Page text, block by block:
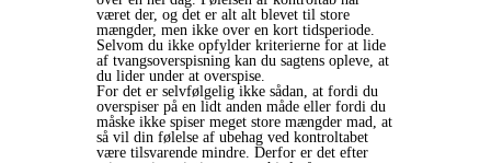
været der, og det er alt alt blevet til store
mængder, men ikke over en kort tidsperiode.
Selvom du ikke opfylder kriterierne for at lide
af tvangsoverspisning kan du sagtens opleve, at
du lider under at overspise.
For det er selvfølgelig ikke sådan, at fordi du
overspiser på en lidt anden måde eller fordi du
måske ikke spiser meget store mængder mad, at
så vil din følelse af ubehag ved kontroltabet
være tilsvarende mindre. Derfor er det efter